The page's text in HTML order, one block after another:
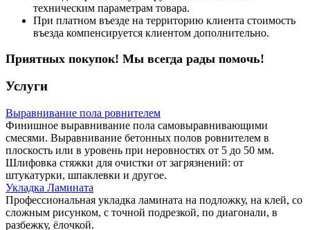
техническим параметрам товара.
При платном въезде на территорию клиента стоимость
въезда компенсируется клиентом дополнительно.
Приятных покупок! Мы всегда рады помочь!
Услуги
Выравнивание пола ровнителем
Финишное выравнивание пола самовыравнивающими
смесями. Выравнивание бетонных полов ровнителем в
плоскость или в уровень при неровностях от 5 до 50 мм.
Шлифовка стяжки для очистки от загрязнений: от
штукатурки, шпаклевки и другое.
Укладка Ламината
Профессиональная укладка ламината на подложку, на клей, со
сложным рисунком, с точной подрезкой, по диагонали, в
разбежку, ёлочкой.